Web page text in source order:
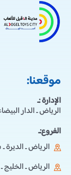
موقعنا:
الإدارة :ـ
الرياض ـ الدار
الفروع:ـ
الرياض ـ الديرة
الرياض ـ